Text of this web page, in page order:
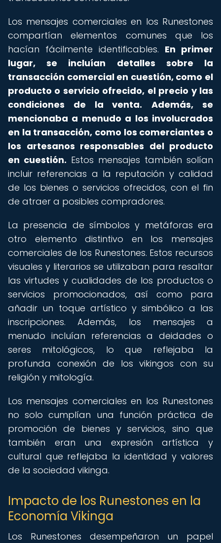
Los mensajes comerciales en los Runestones
compartían elementos comunes que los
hacían fácilmente identificables. En primer
lugar, se incluían detalles sobre la
transacción comercial en cuestión, como el
producto o servicio ofrecido, el precio y las
condiciones de la venta.
Además, se
mencionaba a menudo a los involucrados
en la transacción, como los comerciantes o
los artesanos responsables del producto
en cuestión. Estos mensajes también solían
incluir referencias a la reputación y calidad
de los bienes o servicios ofrecidos, con el fin
de atraer a posibles compradores.
La presencia de símbolos y metáforas era
otro elemento distintivo en los mensajes
comerciales de los Runestones. Estos recursos
visuales y literarios se utilizaban para resaltar
las virtudes y cualidades de los productos o
servicios promocionados, así como para
añadir un toque artístico y simbólico a las
inscripciones. Además, los mensajes a
menudo incluían referencias a deidades o
seres mitológicos, lo que reflejaba la
profunda conexión de los vikingos con su
religión y mitología.
Los mensajes comerciales en los Runestones
no solo cumplían una función práctica de
promoción de bienes y servicios, sino que
también eran una expresión artística y
cultural que reflejaba la identidad y valores
de la sociedad vikinga.
Impacto de los Runestones en la
Economía Vikinga
Los Runestones desempeñaron un papel